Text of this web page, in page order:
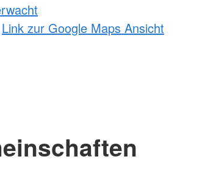
Link zur Google Maps Ansicht